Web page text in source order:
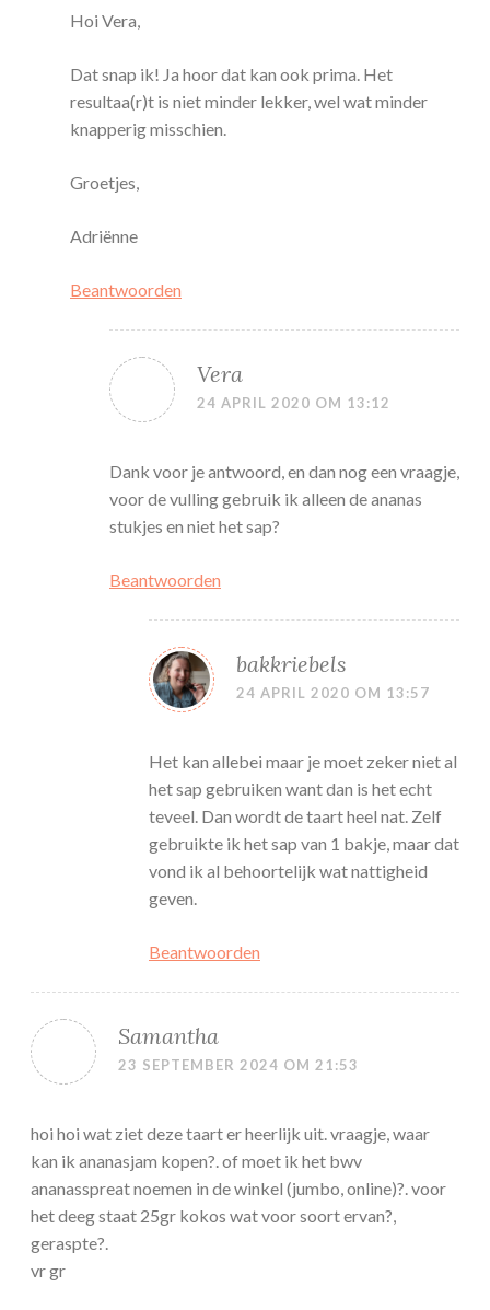
Hoi Vera,
Dat snap ik! Ja hoor dat kan ook prima. Het
resultaa(r)t is niet minder lekker, wel wat minder
knapperig misschien.
Groetjes,
Adriënne
Beantwoorden
Vera
24 APRIL 2020 OM 13:12
Dank voor je antwoord, en dan nog een vraagje,
voor de vulling gebruik ik alleen de ananas
stukjes en niet het sap?
Beantwoorden
bakkriebels
24 APRIL 2020 OM 13:57
Het kan allebei maar je moet zeker niet al
het sap gebruiken want dan is het echt
teveel. Dan wordt de taart heel nat. Zelf
gebruikte ik het sap van 1 bakje, maar dat
vond ik al behoortelijk wat nattigheid
geven.
Beantwoorden
Samantha
23 SEPTEMBER 2024 OM 21:53
hoi hoi wat ziet deze taart er heerlijk uit. vraagje, waar
kan ik ananasjam kopen?. of moet ik het bwv
ananasspreat noemen in de winkel (jumbo, online)?. voor
het deeg staat 25gr kokos wat voor soort ervan?,
geraspte?.
vr gr